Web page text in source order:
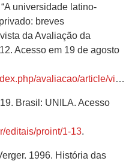
universidade latino-
breves
da Avaliação da
Acesso em 19 de agosto
avaliacao/article/view/975
Brasil: UNILA. Acesso
editais/proint/1-13.
1996. História das